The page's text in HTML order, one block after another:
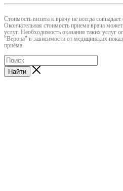
Cтоимость визита к врачу не всегда
Окончательная стоимость приема врача
услуг. Необходимость оказания таких услуг
"Верона" в зависимости от медицинских
приёма.
Найти